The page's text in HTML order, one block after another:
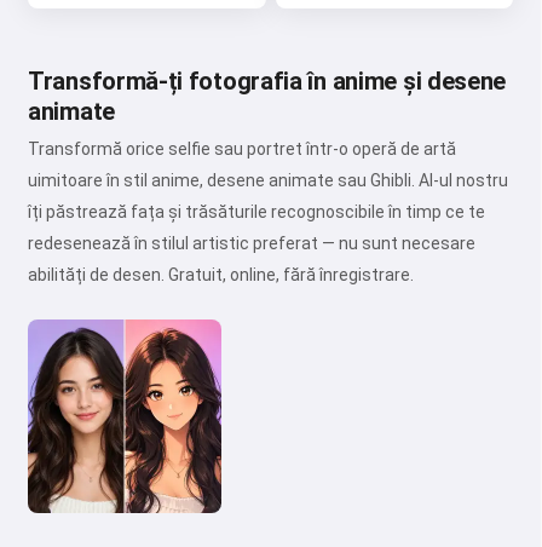
Transformă-ți fotografia în anime și desene
animate
Transformă orice selfie sau portret într-o operă de artă
uimitoare în stil anime, desene animate sau Ghibli. AI-ul nostru
îți păstrează fața și trăsăturile recognoscibile în timp ce te
redesenează în stilul artistic preferat — nu sunt necesare
abilități de desen. Gratuit, online, fără înregistrare.